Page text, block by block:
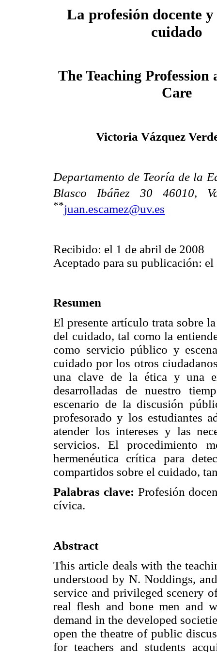
La profesión docente
cuidado
The Teaching Profession
Care
Victoria Vázquez
Departamento de Teoría de la
Blasco Ibáñez 30 46010,
**juan.escamez@uv.es
Recibido: el 1 de abril de 2008
Aceptado para su publicación:
Resumen
El presente artículo trata sobre
del cuidado, tal como la
como servicio público y
cuidado por los otros
una clave de la ética y una
desarrolladas de nuestro
escenario de la discusión
profesorado y los estudiantes
atender los intereses y las
servicios. El procedimiento
hermenéutica crítica para
compartidos sobre el cuidado,
Palabras clave: Profesión
cívica.
Abstract
This article deals with the
understood by N. Noddings,
service and privileged scenery
real flesh and bone men and
demand in the developed
open the theatre of public
for teachers and students